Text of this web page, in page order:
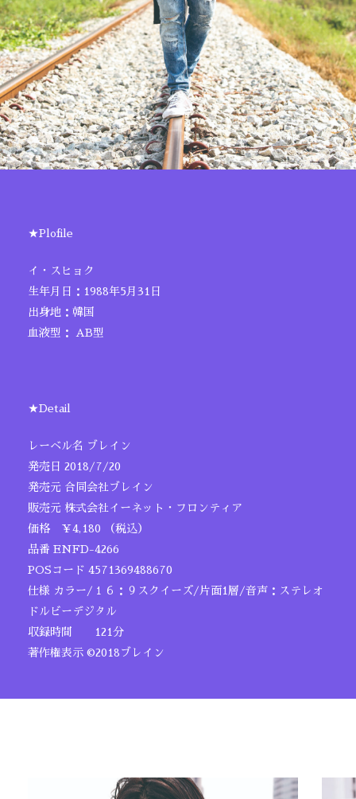
★Plofile
イ・スヒョク
生年月日：1988年5月31日
出身地：韓国
血液型： AB型
★Detail
レーベル名 ブレイン
発売日 2018/7/20
発売元 合同会社ブレイン
販売元 株式会社イーネット・フロンティア
価格 ￥4,180 （税込）
品番 ENFD-4266
POSコード 4571369488670
仕様 カラー/１６：９スクイーズ/片面1層/音声：ステレオ
ドルビーデジタル
収録時間 121分
著作権表示 ©2018ブレイン